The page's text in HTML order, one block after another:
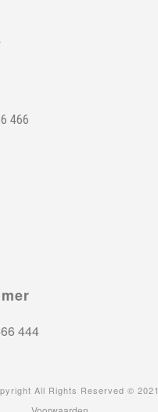
466
444
All Rights Reserved © 2021